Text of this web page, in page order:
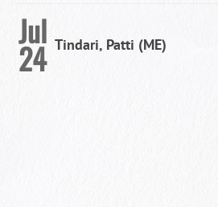
Jul
24 Tindari, Patti (ME)